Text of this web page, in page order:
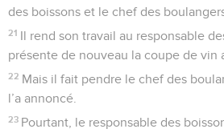
des boissons et le chef des
21 Il rend son travail au responsable
présente de nouveau la coupe de vin
22 Mais il fait pendre le chef des
l’a annoncé.
23 Pourtant, le responsable des